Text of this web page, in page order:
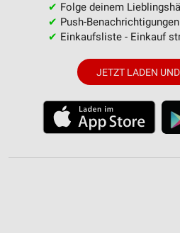
✔ Folge deinem
✔ Push-
✔ Einkaufsliste - Einkauf
JETZT LADEN